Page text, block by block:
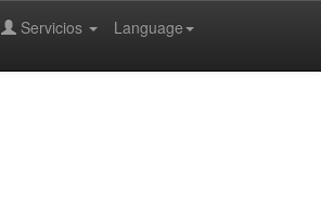
Language
Servicios